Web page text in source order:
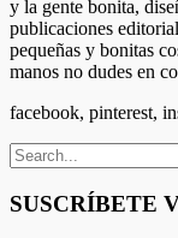
y la gente bonita,
publicaciones
pequeñas y bonitas
manos no dudes en
facebook, pinterest,
SUSCRÍBETE